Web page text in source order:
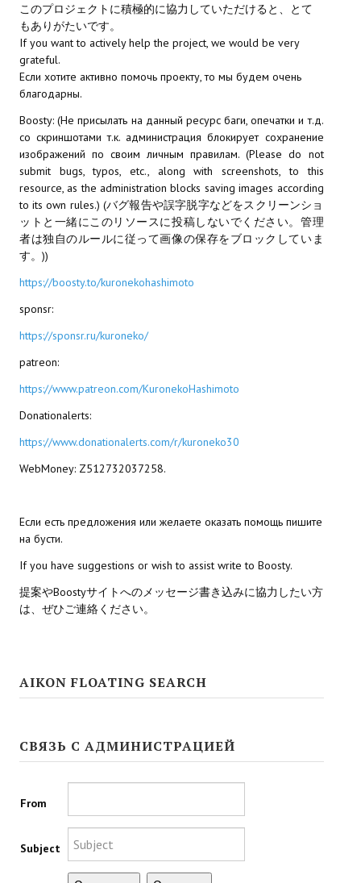
Sea Dogs - City of Abandoned Ships Remaster Fan Edition
Sea Dogs Remaster Fan Edition
НОВОСТИ ПОРТАЛА
Новости
Новости Архив
МОДЫ ДЛЯ ИГР
Патчи
Mass Effect 2
Mass Effect 3
Dragon Age: Origins
Dragon Age 2
GTA 5
Mass Effect Andromeda
Neverwinter Nights 1
Sims 3
Star Wars Jedi Knight: Dark Force II
Star Wars Knights of the Old Republic 1
Star Wars Knights of the Old Republic 2
Titan Quest Immortal Throne
このプロジェクトに積極的に協力していただけると、とて
もありがたいです。
If you want to actively help the project, we would be very
grateful.
Если хотите активно помочь проекту, то мы будем очень
благодарны.
Boosty: (Не присылать на данный ресурс баги, опечатки и т.д.
со скриншотами т.к. администрация блокирует сохранение
изображений по своим личным правилам. (Please do not
submit bugs, typos, etc., along with screenshots, to this
resource, as the administration blocks saving images according
to its own rules.) (バグ報告や誤字脱字などをスクリーンショ
ットと一緒にこのリソースに投稿しないでください。管理
者は独自のルールに従って画像の保存をブロックしていま
す。))
https://boosty.to/kuronekohashimoto
sponsr:
https://sponsr.ru/kuroneko/
patreon:
https://www.patreon.com/KuronekoHashimoto
Donationalerts:
https://www.donationalerts.com/r/kuroneko30
WebMoney: Z512732037258.
Если есть предложения или желаете оказать помощь пишите
на бусти.
If you have suggestions or wish to assist write to Boosty.
提案やBoostyサイトへのメッセージ書き込みに協力したい方
は、ぜひご連絡ください。
AIKON FLOATING SEARCH
СВЯЗЬ С АДМИНИСТРАЦИЕЙ
From
Subject